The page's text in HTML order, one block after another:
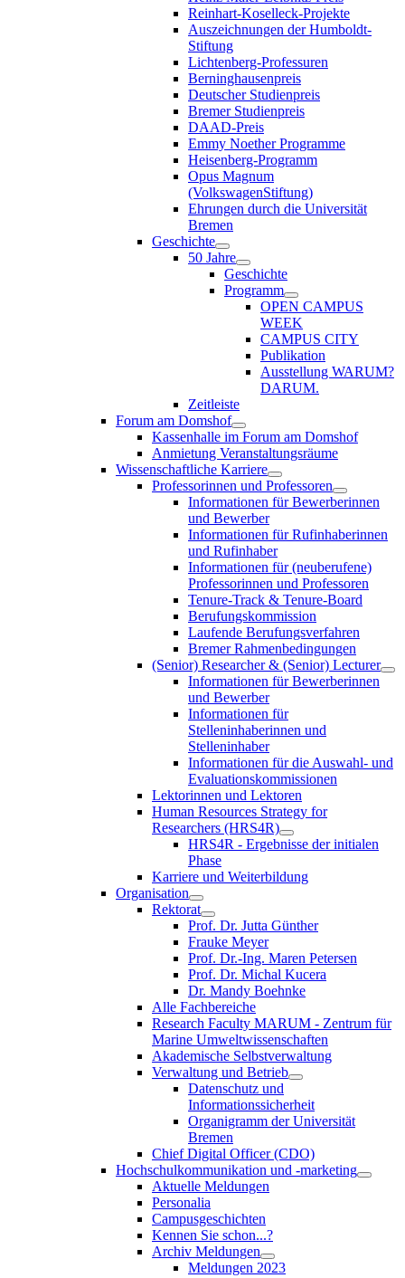
Reinhart-Koselleck-Projekte
Auszeichnungen der Humboldt-
Stiftung
Lichtenberg-Professuren
Berninghausenpreis
Deutscher Studienpreis
Bremer Studienpreis
DAAD-Preis
Emmy Noether Programme
Heisenberg-Programm
Opus Magnum
(VolkswagenStiftung)
Ehrungen durch die Universität
Bremen
Geschichte
50 Jahre
Geschichte
Programm
OPEN CAMPUS
WEEK
CAMPUS CITY
Publikation
Ausstellung WARUM?
DARUM.
Zeitleiste
Forum am Domshof
Kassenhalle im Forum am Domshof
Anmietung Veranstaltungsräume
Wissenschaftliche Karriere
Professorinnen und Professoren
Informationen für Bewerberinnen
und Bewerber
Informationen für Rufinhaberinnen
und Rufinhaber
Informationen für (neuberufene)
Professorinnen und Professoren
Tenure-Track & Tenure-Board
Berufungskommission
Laufende Berufungsverfahren
Bremer Rahmenbedingungen
(Senior) Researcher & (Senior) Lecturer
Informationen für Bewerberinnen
und Bewerber
Informationen für
Stelleninhaberinnen und
Stelleninhaber
Informationen für die Auswahl- und
Evaluationskommissionen
Lektorinnen und Lektoren
Human Resources Strategy for
Researchers (HRS4R)
HRS4R - Ergebnisse der initialen
Phase
Karriere und Weiterbildung
Organisation
Rektorat
Prof. Dr. Jutta Günther
Frauke Meyer
Prof. Dr.-Ing. Maren Petersen
Prof. Dr. Michal Kucera
Dr. Mandy Boehnke
Alle Fachbereiche
Research Faculty MARUM - Zentrum für
Marine Umweltwissenschaften
Akademische Selbstverwaltung
Verwaltung und Betrieb
Datenschutz und
Informationssicherheit
Organigramm der Universität
Bremen
Chief Digital Officer (CDO)
Hochschulkommunikation und -marketing
Aktuelle Meldungen
Personalia
Campusgeschichten
Kennen Sie schon...?
Archiv Meldungen
Meldungen 2023